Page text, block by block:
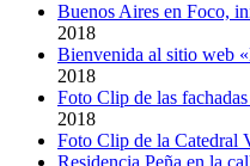
Buenos Aires en Foco,
2018
Bienvenida al sitio web
2018
Foto Clip de las
2018
Foto Clip de la Catedral
Residencia Peña en la